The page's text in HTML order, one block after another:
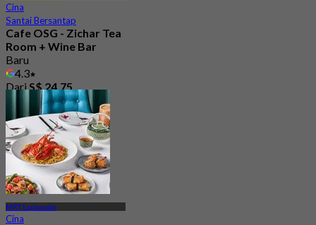
Cina
Santai Bersantap
Cafe OSG - Zichar Tea
Room + Wine Bar
Baru
4.3
Dari S$ 24.75
MRT Esplanade
Cina